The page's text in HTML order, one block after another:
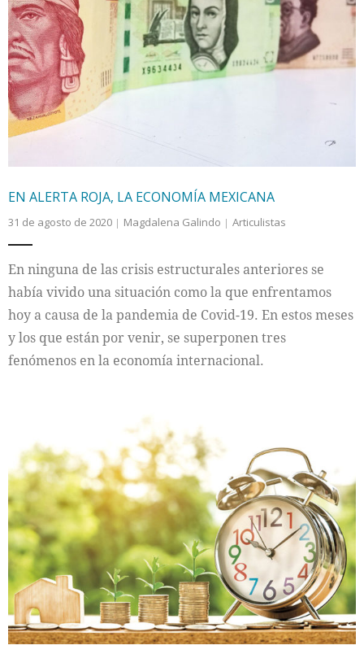
EN ALERTA ROJA, LA ECONOMÍA MEXICANA
31 de agosto de 2020 Magdalena Galindo Articulistas
En ninguna de las crisis estructurales anteriores se
había vivido una situación como la que enfrentamos
hoy a causa de la pandemia de Covid-19. En estos meses
y los que están por venir, se superponen tres
fenómenos en la economía internacional.